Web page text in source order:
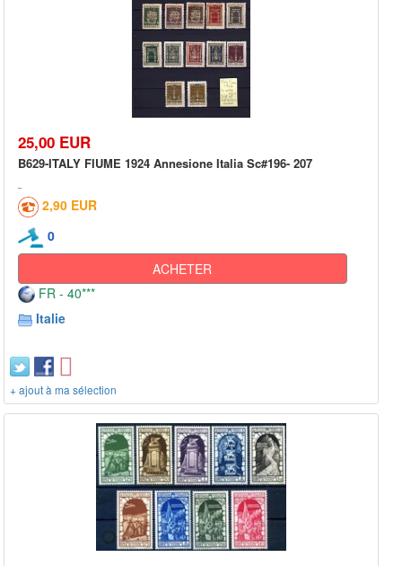
25,00 EUR
B629-ITALY FIUME 1924 Annesione Italia Sc#196- 207
2,90 EUR
0
ACHETER
FR - 40***
Italie
+ ajout à ma sélection